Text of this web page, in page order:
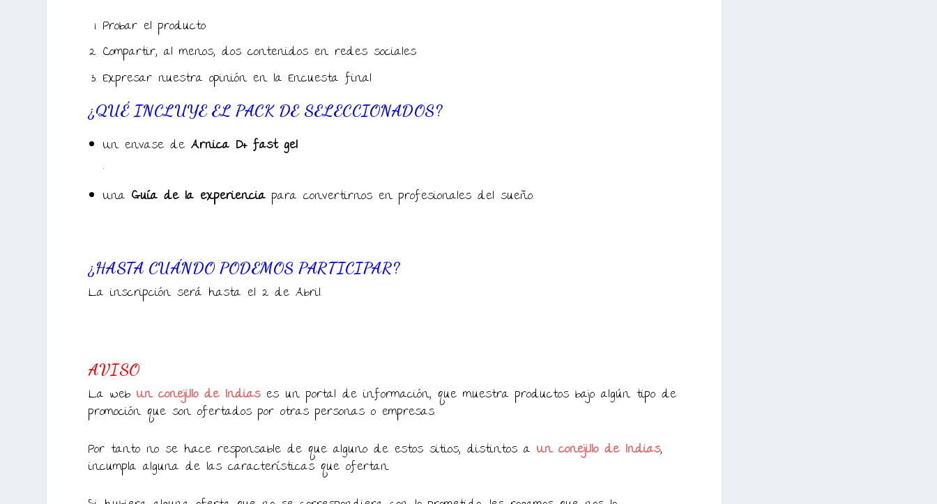
Probar el producto
Compartir, al menos, dos contenidos en redes sociales
Expresar nuestra opinión en la Encuesta final
¿QUÉ INCLUYE EL PACK DE SELECCIONADOS?
Un envase de Arnica D+ fast gel
.
Una Guía de la experienciapara convertirnos en profesionales del sueño.
¿HASTA CUÁNDO PODEMOS PARTICIPAR?
La inscripción será hasta el 2 de Abril.
AVISO
La webUn conejillo de Indiases un portal de información, que muestra productos bajo algún tipo de
promoción que son ofertados por otras personas o empresas.
Por tanto no se hace responsable de que alguno de estos sitios, distintos aUn conejillo de Indias,
incumpla alguna de las características que ofertan.